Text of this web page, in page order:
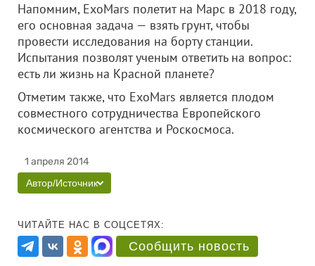
Напомним, ExoMars полетит на Марс в 2018 году,
его основная задача — взять грунт, чтобы
провести исследования на борту станции.
Испытания позволят ученым ответить на вопрос:
есть ли жизнь на Красной планете?
Отметим также, что ExoMars является плодом
совместного сотрудничества Европейского
космического агентства и Роскосмоса.
1 апреля 2014
Автор/Источник
ЧИТАЙТЕ НАС В СОЦСЕТЯХ:
Сообщить новость